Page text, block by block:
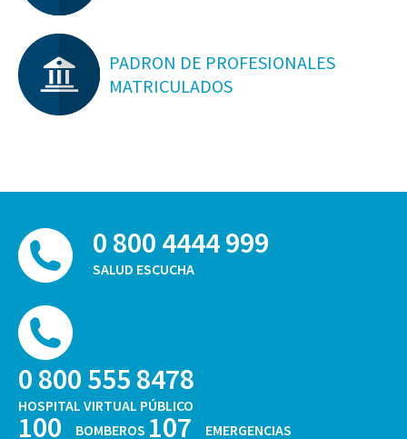
PADRON DE PROFESIONALES
MATRICULADOS
0 800 4444 999
SALUD ESCUCHA
0 800 555 8478
HOSPITAL VIRTUAL PÚBLICO
100 BOMBEROS 107 EMERGENCIAS